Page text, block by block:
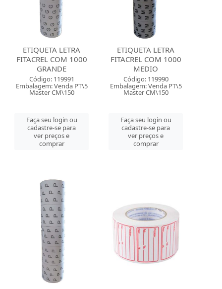
ETIQUETA LETRA
FITACREL COM 1000
GRANDE
Código: 119991
Embalagem: Venda PT\5
Master CM\150
Faça seu login ou
cadastre-se para
ver preços e
comprar
ETIQUETA LETRA
FITACREL COM 1000
MEDIO
Código: 119990
Embalagem: Venda PT\5
Master CM\150
Faça seu login ou
cadastre-se para
ver preços e
comprar